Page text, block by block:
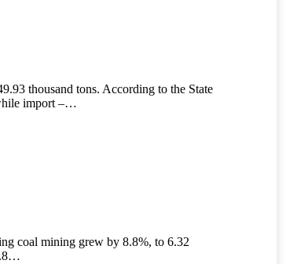
thousand tons. According to the State
import –…
coal mining grew by 8.8%, to 6.32